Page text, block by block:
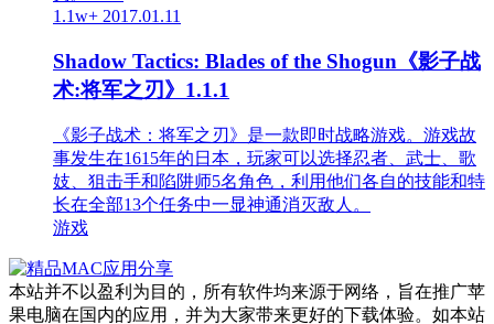
1.1w+ 2017.01.11
Shadow Tactics: Blades of the Shogun《影子战
术:将军之刃》1.1.1
《影子战术：将军之刃》是一款即时战略游戏。游戏故
事发生在1615年的日本，玩家可以选择忍者、武士、歌
妓、狙击手和陷阱师5名角色，利用他们各自的技能和特
长在全部13个任务中一显神通消灭敌人。
游戏
本站并不以盈利为目的，所有软件均来源于网络，旨在推广苹
果电脑在国内的应用，并为大家带来更好的下载体验。如本站